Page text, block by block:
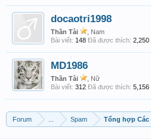
docaotri1998
Thần Tài
, Nam
Bài viết: 148 Đã được thích: 2,250
MD1986
Thần Tài
, Nữ
Bài viết: 312 Đã được thích: 5,156
Forum Spam Tổng hợp Các